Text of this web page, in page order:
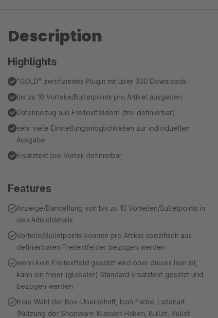
Description
Highlights
"GOLD" zertifiziertes Plugin mit über 300 Downloads
bis zu 10 Vorteile/Bulletpoints pro Artikel ausgeben
Datenbezug aus Freitextfeldern (frei definierbar)
sehr viele Einstellungsmöglichkeiten zur individuellen
Ausgabe
Ersatztext pro Vorteil definierbar
Features
Anzeige/Darstellung von bis zu 10 Vorteilen/Bulletpoints in
den Artikeldetails
Vorteile/Bulletpoints können pro Artikel spezifisch aus
definierbaren Freitextfelder bezogen werden
wenn kein Freitextfeld gesetzt wird oder dieses leer ist,
kann ein freier (globaler) Standard Ersatztext gesetzt und
bezogen werden
freie Wahl der Box-Überschrift, Icon Farbe, Listenart
(Nutzung der Shopware-Klassen Haken, Bullet, Bullet